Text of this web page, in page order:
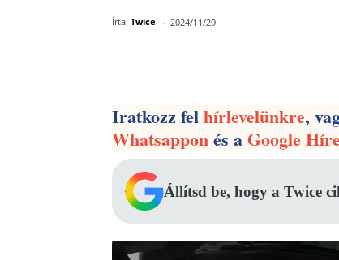
Írta: Twice - 2024/11/29
Iratkozz felhírlevelünkre,
Whatsapponés aGoogle
Állítsd be, hogy a Twice